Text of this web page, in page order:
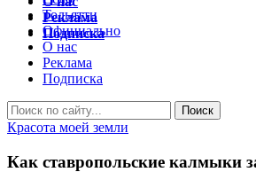
Тольятти
Официально
О нас
Реклама
Подписка
Красота моей земли
Как ставропольские калмыки
Реклама
Подписка